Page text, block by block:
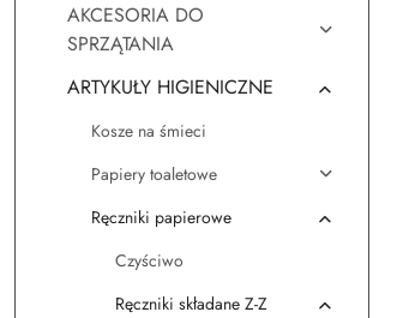
AKCESORIA DO
SPRZĄTANIA
ARTYKUŁY HIGIENICZNE
Kosze na śmieci
Papiery toaletowe
Ręczniki papierowe
Czyściwo
Ręczniki składane Z-Z